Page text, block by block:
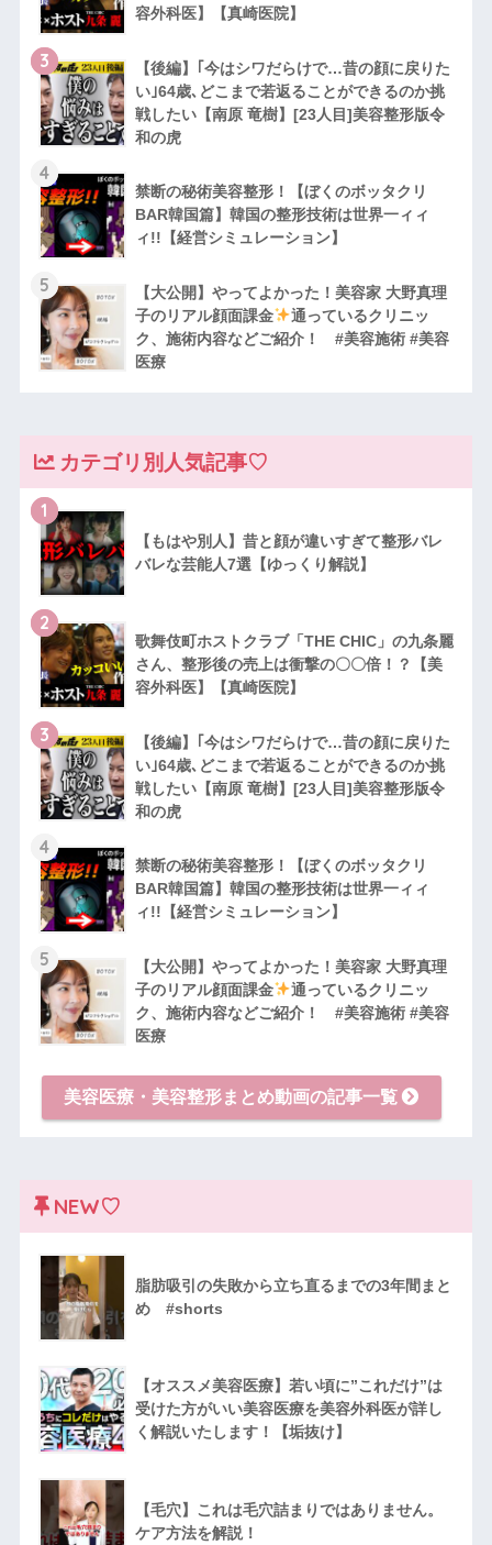
容外科医】【真崎医院】
3
【後編】｢今はシワだらけで…昔の顔に戻りた
い｣64歳､どこまで若返ることができるのか挑
戦したい【南原 竜樹】[23人目]美容整形版令
和の虎
4
禁断の秘術美容整形！【ぼくのボッタクリ
BAR韓国篇】韓国の整形技術は世界一ィィ
ィ!!【経営シミュレーション】
5
【大公開】やってよかった！美容家 大野真理
子のリアル顔面課金
通っているクリニッ
ク、施術内容などご紹介！ #美容施術 #美容
医療
カテゴリ別人気記事♡
1
【もはや別人】昔と顔が違いすぎて整形バレ
バレな芸能人7選【ゆっくり解説】
2
歌舞伎町ホストクラブ「THE CHIC」の九条麗
さん、整形後の売上は衝撃の〇〇倍！？【美
容外科医】【真崎医院】
3
【後編】｢今はシワだらけで…昔の顔に戻りた
い｣64歳､どこまで若返ることができるのか挑
戦したい【南原 竜樹】[23人目]美容整形版令
和の虎
4
禁断の秘術美容整形！【ぼくのボッタクリ
BAR韓国篇】韓国の整形技術は世界一ィィ
ィ!!【経営シミュレーション】
5
【大公開】やってよかった！美容家 大野真理
子のリアル顔面課金
通っているクリニッ
ク、施術内容などご紹介！ #美容施術 #美容
医療
美容医療・美容整形まとめ動画の記事一覧
NEW♡
脂肪吸引の失敗から立ち直るまでの3年間まと
め #shorts
【オススメ美容医療】若い頃に”これだけ”は
受けた方がいい美容医療を美容外科医が詳し
く解説いたします！【垢抜け】
【毛穴】これは毛穴詰まりではありません。
ケア方法を解説！